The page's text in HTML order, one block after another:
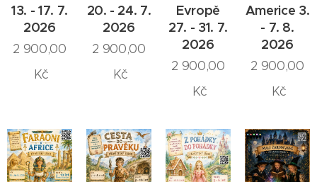
13. - 17. 7.
2026
2 900,00
Kč
20. - 24. 7.
2026
2 900,00
Kč
Evropě
27. - 31. 7.
2026
2 900,00
Kč
Americe 3.
- 7. 8.
2026
2 900,00
Kč